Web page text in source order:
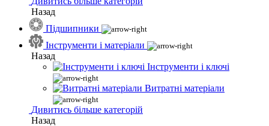
Назад
Підшипники
Інструменти і матеріали
Назад
Інструменти і ключі
Витратні матеріали
Дивитись більше категорій
Назад